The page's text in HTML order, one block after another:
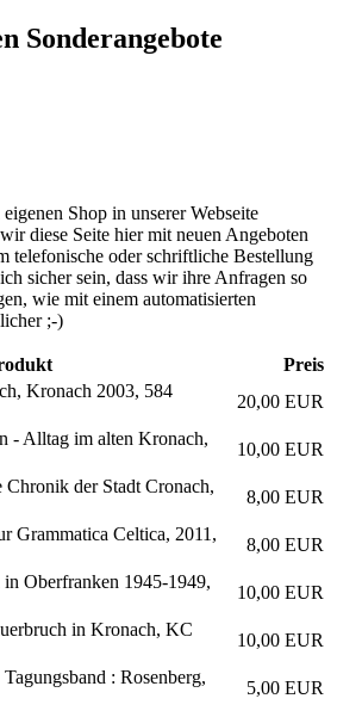
Sonderangebote
Shop in unserer Webseite
diese Seite hier mit neuen Angeboten
telefonische oder schriftliche Bestellung
sicher sein, dass wir ihre Anfragen so
wie mit einem automatisierten
;-)
Preis
Kronach 2003, 584
20,00 EUR
- Alltag im alten Kronach,
10,00 EUR
Chronik der Stadt Cronach,
8,00 EUR
Grammatica Celtica, 2011,
8,00 EUR
Oberfranken 1945-1949,
10,00 EUR
in Kronach, KC
10,00 EUR
: Rosenberg,
5,00 EUR